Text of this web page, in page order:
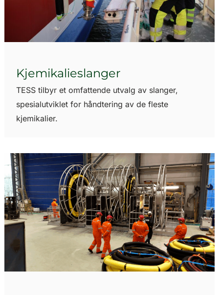
Kjemikalieslanger
TESS tilbyr et omfattende utvalg av slanger,
spesialutviklet for håndtering av de fleste
kjemikalier.